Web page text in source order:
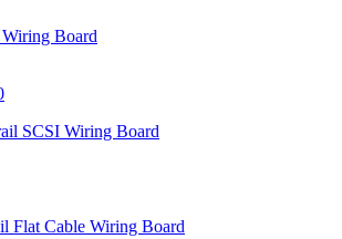
Board
SCSI Wiring Board
Flat Cable Wiring Board